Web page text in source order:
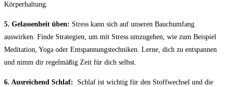
Körperhaltung.
5. Gelassenheit üben: Stress kann sich auf unseren Bauchumfang
auswirken. Finde Strategien, um mit Stress⁢ umzugehen, wie ⁢zum Beispiel ​
Meditation, Yoga oder Entspannungstechniken. Lerne, dich zu entspannen
und nimm ⁢dir regelmäßig Zeit für dich selbst.
6. Ausreichend Schlaf: ⁣ Schlaf ist wichtig für den Stoffwechsel und ​die